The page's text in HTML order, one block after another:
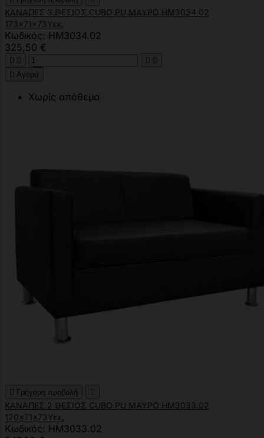
ΚΑΝΑΠΕΣ 3 ΘΕΣΙΟΣ CUBO PU ΜΑΥΡΟ HM3034.02
173x71x73Υεκ.
Κωδικός: HM3034.02
325,50 €
   
 Αγορά
Χωρίς απόθεμα
 Γρήγορη προβολή 
ΚΑΝΑΠΕΣ 2 ΘΕΣΙΟΣ CUBO PU ΜΑΥΡΟ HM3033.02
120x71x73Υεκ.
Κωδικός: HM3033.02